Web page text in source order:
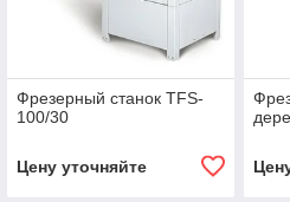
Фрезерный станок TFS-
100/30
Цену уточняйте